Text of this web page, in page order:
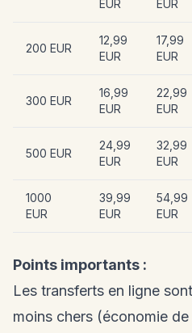
EUR EUR
200 EUR
12,99
EUR
17,99
EUR
300 EUR
16,99
EUR
22,99
EUR
500 EUR
24,99
EUR
32,99
EUR
1000
EUR
39,99
EUR
54,99
EUR
Points importants :
Les transferts en ligne
moins chers (économie de